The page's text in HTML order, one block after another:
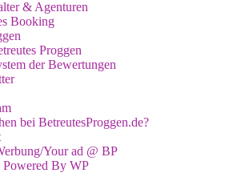
& Agenturen
Booking
Proggen
der Bewertungen
bei BetreutesProggen.de?
Your ad @ BP
Powered By WP